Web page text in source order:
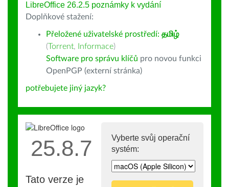
LibreOffice 26.2.5 poznámky k vydání
Doplňkové stažení:
Přeložené uživatelské prostředí: தமிழ்
(Torrent, Informace)
Software pro správu klíčů pro novou funkci
OpenPGP (externí stránka)
potřebujete jiný jazyk?
Vyberte svůj operační
systém:
25.8.7
Tato verze je